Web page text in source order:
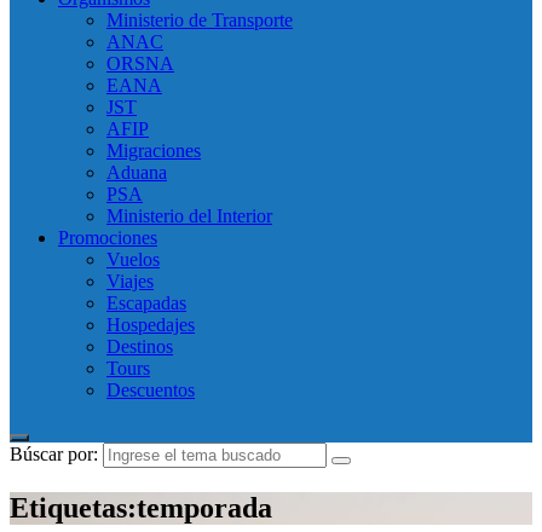
Ministerio de Transporte
ANAC
ORSNA
EANA
JST
AFIP
Migraciones
Aduana
PSA
Ministerio del Interior
Promociones
Vuelos
Viajes
Escapadas
Hospedajes
Destinos
Tours
Descuentos
Búscar por:
Etiquetas:temporada